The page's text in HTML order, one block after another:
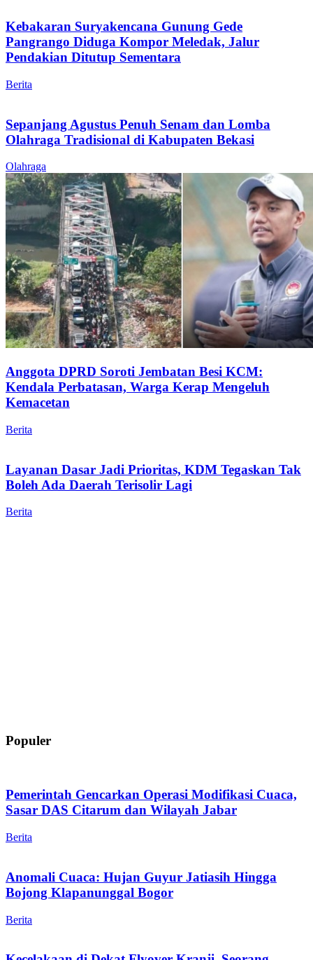
Kebakaran Suryakencana Gunung Gede
Pangrango Diduga Kompor Meledak, Jalur
Pendakian Ditutup Sementara
Berita
Sepanjang Agustus Penuh Senam dan Lomba
Olahraga Tradisional di Kabupaten Bekasi
Olahraga
Anggota DPRD Soroti Jembatan Besi KCM:
Kendala Perbatasan, Warga Kerap Mengeluh
Kemacetan
Berita
Layanan Dasar Jadi Prioritas, KDM Tegaskan Tak
Boleh Ada Daerah Terisolir Lagi
Berita
Populer
Pemerintah Gencarkan Operasi Modifikasi Cuaca,
Sasar DAS Citarum dan Wilayah Jabar
Berita
Anomali Cuaca: Hujan Guyur Jatiasih Hingga
Bojong Klapanunggal Bogor
Berita